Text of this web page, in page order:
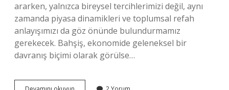
ararken, yalnızca bireysel tercihlerimizi değil, aynı
zamanda piyasa dinamikleri ve toplumsal refah
anlayışımızı da göz önünde bulundurmamız
gerekecek. Bahşiş, ekonomide geleneksel bir
davranış biçimi olarak görülse…